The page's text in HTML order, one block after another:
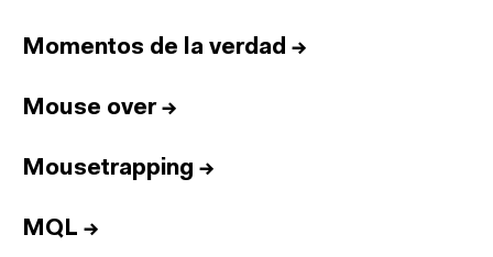
Momentos de la verdad →
Mouse over→
Mousetrapping →
MQL →
Legal
Privacidad Cookies
Twitter3.332Linkedin 4.590
Newsletter